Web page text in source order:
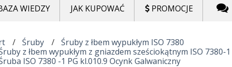
WIEDZY JAK KUPOWAĆ PROMOCJE
Śruby
Śruby z łbem wypukłym ISO 7380
z łbem wypukłym z gniazdem sześciokątnym ISO 7380-1
ISO 7380 -1 PG kl.010.9 Ocynk Galwaniczny